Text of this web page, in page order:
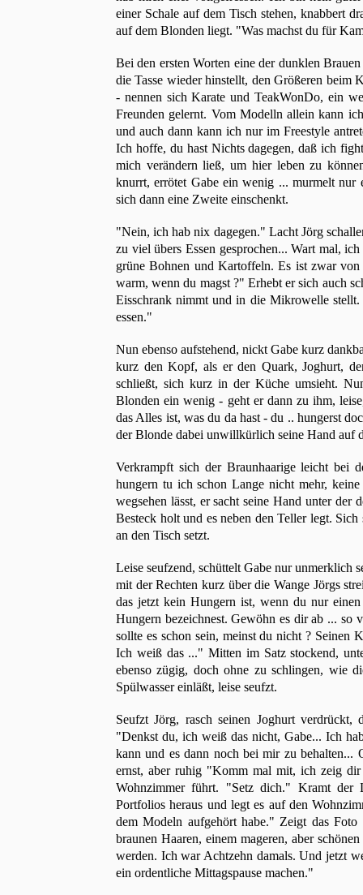
einer Schale auf dem Tisch stehen, knabbert
auf dem Blonden liegt. "Was machst du für
Bei den ersten Worten eine der dunklen
die Tasse wieder hinstellt, den Größeren beim
- nennen sich Karate und TeakWonDo, ein
Freunden gelernt. Vom Modelln allein kann
und auch dann kann ich nur im Freestyle
Ich hoffe, du hast Nichts dagegen, daß ich
mich verändern ließ, um hier leben zu
knurrt, errötet Gabe ein wenig ... murmelt nur
sich dann eine Zweite einschenkt.
"Nein, ich hab nix dagegen." Lacht Jörg
zu viel übers Essen gesprochen... Wart mal,
grüne Bohnen und Kartoffeln. Es ist zwar
warm, wenn du magst ?" Erhebt er sich auch
Eisschrank nimmt und in die Mikrowelle
essen."
Nun ebenso aufstehend, nickt Gabe kurz
kurz den Kopf, als er den Quark, Joghurt,
schließt, sich kurz in der Küche umsieht.
Blonden ein wenig - geht er dann zu ihm,
das Alles ist, was du da hast - du .. hungerst
der Blonde dabei unwillkürlich seine Hand auf
Verkrampft sich der Braunhaarige leicht bei
hungern tu ich schon Lange nicht mehr,
wegsehen lässt, er sacht seine Hand unter
Besteck holt und es neben den Teller legt.
an den Tisch setzt.
Leise seufzend, schüttelt Gabe nur unmerklich
mit der Rechten kurz über die Wange Jörgs
das jetzt kein Hungern ist, wenn du nur
Hungern bezeichnest. Gewöhn es dir ab ...
sollte es schon sein, meinst du nicht ?
Ich weiß das ..." Mitten im Satz stockend,
ebenso zügig, doch ohne zu schlingen, wie
Spülwasser einläßt, leise seufzt.
Seufzt Jörg, rasch seinen Joghurt
"Denkst du, ich weiß das nicht, Gabe... Ich
kann und es dann noch bei mir zu behalten...
ernst, aber ruhig "Komm mal mit, ich zeig
Wohnzimmer führt. "Setz dich." Kramt der
Portfolios heraus und legt es auf den
dem Modeln aufgehört habe." Zeigt das
braunen Haaren, einem mageren, aber
werden. Ich war Achtzehn damals. Und jetzt
ein ordentliche Mittagspause machen."